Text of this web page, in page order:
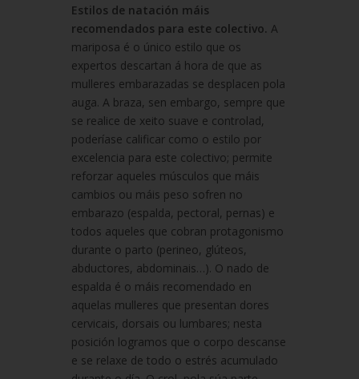
Estilos de natación máis
recomendados para este colectivo. A
mariposa é o único estilo que os
expertos descartan á hora de que as
mulleres embarazadas se desplacen pola
auga. A braza, sen embargo, sempre que
se realice de xeito suave e controlad,
poderíase calificar como o estilo por
excelencia para este colectivo; permite
reforzar aqueles músculos que máis
cambios ou máis peso sofren no
embarazo (espalda, pectoral, pernas) e
todos aqueles que cobran protagonismo
durante o parto (perineo, glúteos,
abductores, abdominais…). O nado de
espalda é o máis recomendado en
aquelas mulleres que presentan dores
cervicais, dorsais ou lumbares; nesta
posición logramos que o corpo descanse
e se relaxe de todo o estrés acumulado